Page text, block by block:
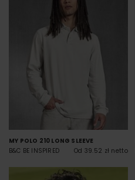
MY POLO 210 LONG SLEEVE
B&C BE INSPIRED
Od 39.52 zł netto